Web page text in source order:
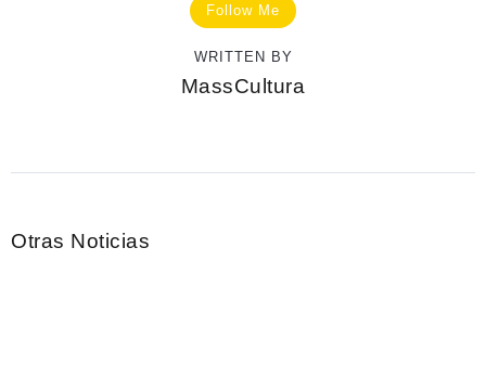
Follow Me
WRITTEN BY
MassCultura
Otras Noticias